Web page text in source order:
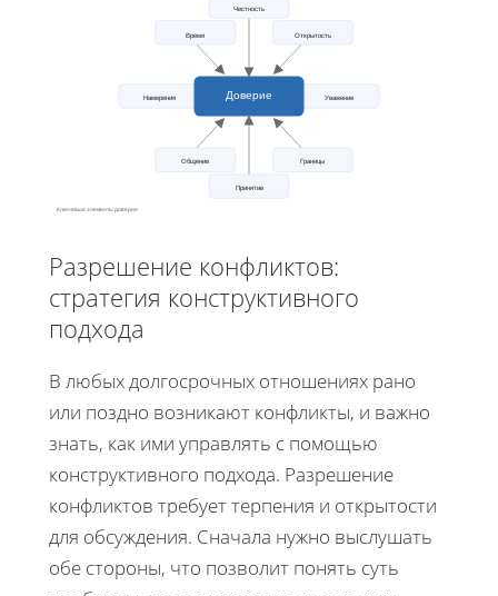
Честность
Открытость
Уважение
Границы
Принятие
Общение
Намерения
Время
Доверие
Ключевые элементы доверия
Разрешение конфликтов:
стратегия конструктивного
подхода
В любых долгосрочных отношениях рано
или поздно возникают конфликты, и важно
знать, как ими управлять с помощью
конструктивного подхода. Разрешение
конфликтов требует терпения и открытости
для обсуждения. Сначала нужно выслушать
обе стороны, что позволит понять суть